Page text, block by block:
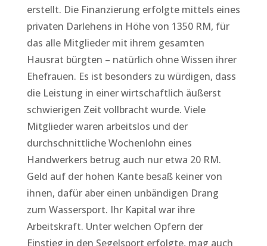
erstellt. Die Finanzierung erfolgte mittels eines
privaten Darlehens in Höhe von 1350 RM, für
das alle Mitglieder mit ihrem gesamten
Hausrat bürgten – natürlich ohne Wissen ihrer
Ehefrauen. Es ist besonders zu würdigen, dass
die Leistung in einer wirtschaftlich äußerst
schwierigen Zeit vollbracht wurde. Viele
Mitglieder waren arbeitslos und der
durchschnittliche Wochenlohn eines
Handwerkers betrug auch nur etwa 20 RM.
Geld auf der hohen Kante besaß keiner von
ihnen, dafür aber einen unbändigen Drang
zum Wassersport. Ihr Kapital war ihre
Arbeitskraft. Unter welchen Opfern der
Einstieg in den Segelsport erfolgte, mag auch